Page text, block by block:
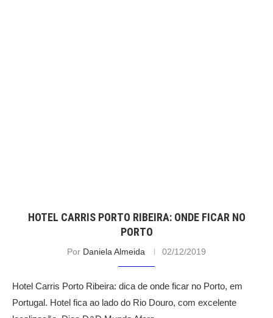
HOTEL CARRIS PORTO RIBEIRA: ONDE FICAR NO
PORTO
Por Daniela Almeida 02/12/2019
Hotel Carris Porto Ribeira: dica de onde ficar no Porto, em
Portugal. Hotel fica ao lado do Rio Douro, com excelente